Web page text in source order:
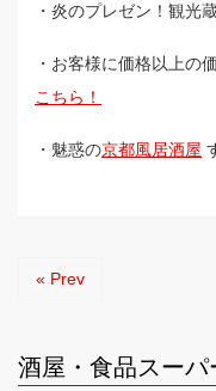
・炎のプレゼン！観光
・お客様に価格以上の
こちら！
・魅惑の京都風居酒屋
« Prev
酒屋・食品スーパ